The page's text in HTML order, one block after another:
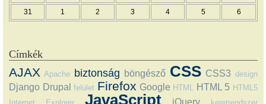
31 1 2 3 4 5 6
Címkék
AJAX Apache biztonság böngésző CSS CSS3 design
Django Drupal felület Firefox Google HTML HTML 5 HTML5
JavaScript jQuery